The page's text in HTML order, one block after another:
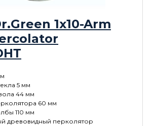
1x10-Arm
5 мм
44 мм
60 мм
110 мм
древовидный перколятор